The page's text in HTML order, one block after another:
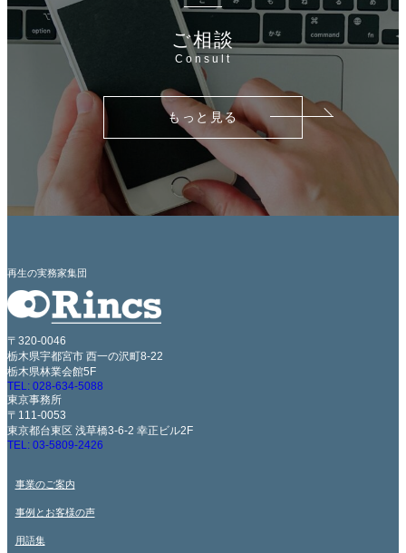
ご相談
Consult
もっと見る
再生の実務家集団
〒320-0046
栃木県宇都宮市 西一の沢町8-22
栃木県林業会館5F
TEL: 028-634-5088
東京事務所
〒111-0053
東京都台東区 浅草橋3-6-2 幸正ビル2F
TEL: 03-5809-2426
事業のご案内
事例とお客様の声
用語集